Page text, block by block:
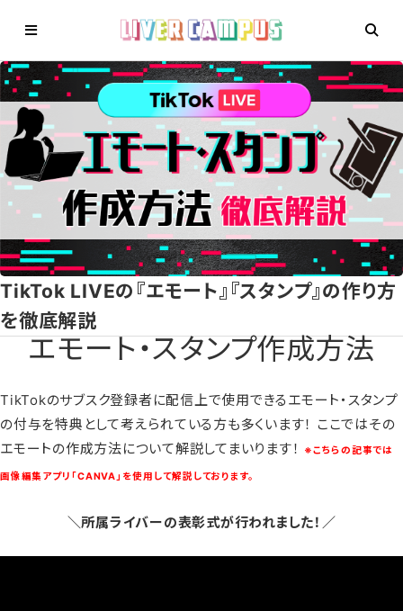
TikTok LIVEの『エモート』『スタンプ』の作り方
を徹底解説
エモート・スタンプ作成方法
TikTokのサブスク登録者に配信上で使用できるエモート・スタンプ
の付与を特典として考えられている方も多くいます！ ここではその
エモートの作成方法について解説してまいります！
※こちらの記事では
画像編集アプリ「CANVA」を使用して解説しております。
＼所属ライバーの表彰式が行われました！／